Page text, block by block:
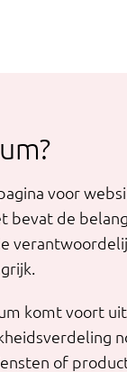
voor
bevat de
komt voort
of